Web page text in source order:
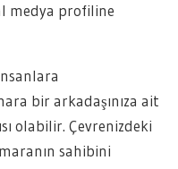
medya profiline
bir arkadaşınıza ait
olabilir. Çevrenizdeki
sahibini